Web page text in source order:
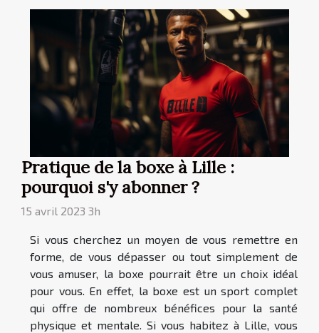
Pratique de la boxe à Lille :
pourquoi s'y abonner ?
15 avril 2023 3h
Si vous cherchez un moyen de vous remettre en
forme, de vous dépasser ou tout simplement de
vous amuser, la boxe pourrait être un choix idéal
pour vous. En effet, la boxe est un sport complet
qui offre de nombreux bénéfices pour la santé
physique et mentale. Si vous habitez à Lille, vous